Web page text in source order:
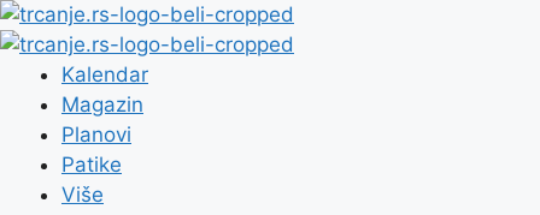
Skip to content
Kalendar
Magazin
Planovi
Patike
Više